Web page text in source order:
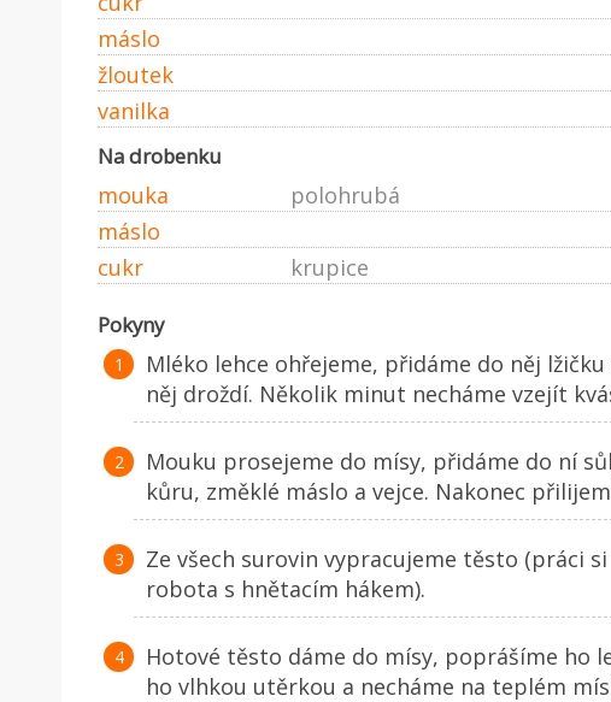
máslo
žloutek
vanilka
Na drobenku
mouka
polohrubá
máslo
cukr
krupice
Pokyny
Mléko lehce ohřejeme, přidáme do něj
něj droždí. Několik minut necháme vzejít
Mouku prosejeme do mísy, přidáme do ní
kůru, změklé máslo a vejce. Nakonec
Ze všech surovin vypracujeme těsto (práci
robota s hnětacím hákem).
Hotové těsto dáme do mísy, poprášíme ho
ho vlhkou utěrkou a necháme na teplém